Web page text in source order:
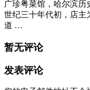
广珍粤菜馆，哈尔滨历
世纪三十年代初，店主
道 …
暂无评论
发表评论